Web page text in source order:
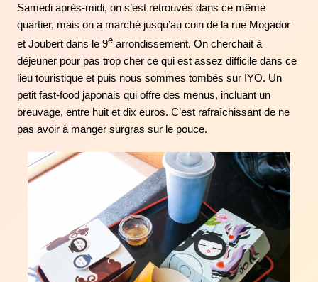
Samedi après-midi, on s’est retrouvés dans ce même
quartier, mais on a marché jusqu’au coin de la rue Mogador
et Joubert dans le 9e arrondissement. On cherchait à
déjeuner pour pas trop cher ce qui est assez difficile dans ce
lieu touristique et puis nous sommes tombés sur IYO. Un
petit fast-food japonais qui offre des menus, incluant un
breuvage, entre huit et dix euros. C’est rafraîchissant de ne
pas avoir à manger surgras sur le pouce.